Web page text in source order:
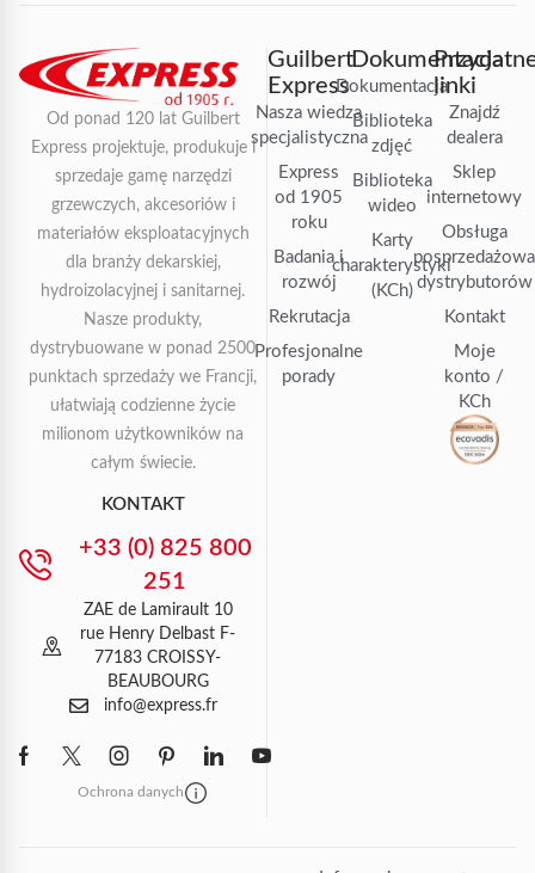
Od ponad 120 lat Guilbert
Express projektuje, produkuje i
sprzedaje gamę narzędzi
grzewczych, akcesoriów i
materiałów eksploatacyjnych
dla branży dekarskiej,
hydroizolacyjnej i sanitarnej.
Nasze produkty,
dystrybuowane w ponad 2500
punktach sprzedaży we Francji,
ułatwiają codzienne życie
milionom użytkowników na
całym świecie.
KONTAKT
+33 (0) 825 800
251
ZAE de Lamirault 10
rue Henry Delbast F-
77183 CROISSY-
BEAUBOURG
info@express.fr
Ochrona danych
Guilbert
Express
Nasza wiedza
specjalistyczna
Express
od 1905
roku
Badania i
rozwój
Rekrutacja
Profesjonalne
porady
Dokumentacja
Dokumentacja
Biblioteka
zdjęć
Biblioteka
wideo
Karty
charakterystyki
(KCh)
linki
Znajdź
dealera
Sklep
internetowy
Obsługa
posprzedażowa
dystrybutorów
Kontakt
Moje
konto /
KCh